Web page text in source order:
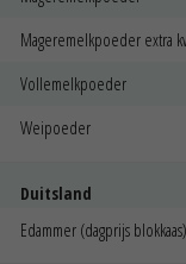
Mageremelkpoeder extra
Vollemelkpoeder
Weipoeder
Duitsland
Edammer (dagprijs blokkaas)